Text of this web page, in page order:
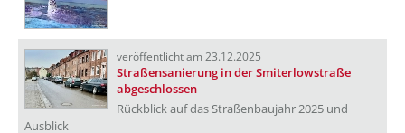
veröffentlicht am 23.12.2025
Straßensanierung in der Smiterlowstraße
abgeschlossen
Rückblick auf das Straßenbaujahr 2025 und
Ausblick